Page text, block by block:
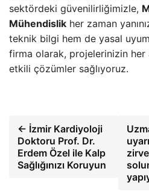
sektördeki güvenilirliğimizle,
Mühendislik her zaman
teknik bilgi hem de yasal
firma olarak, projelerinizin her
etkili çözümler sağlıyoruz.
← İzmir Kardiyoloji
Doktoru Prof. Dr.
Erdem Özel ile Kalp
Sağlığınızı Koruyun